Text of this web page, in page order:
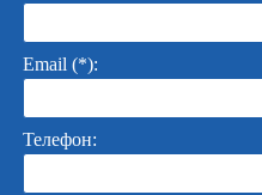
Email (*):
Телефон: